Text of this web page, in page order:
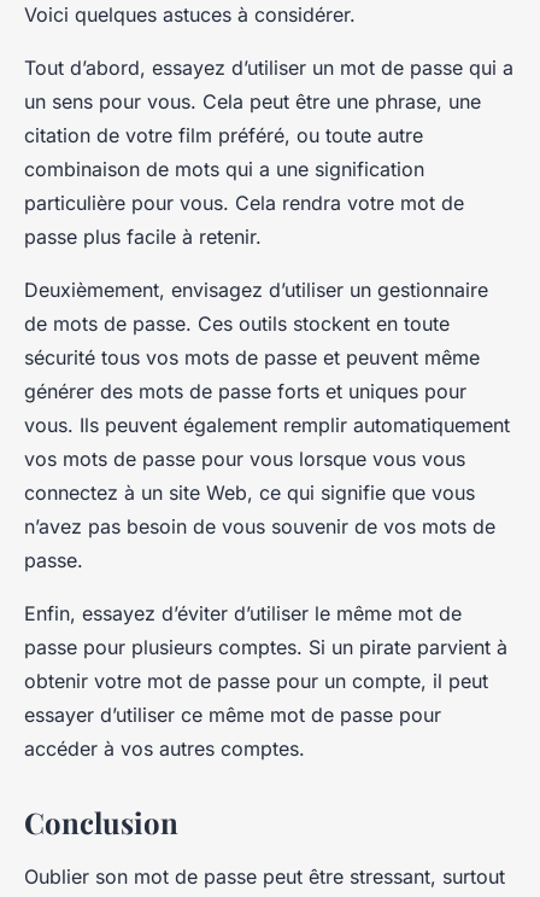
Voici quelques astuces à considérer.
Tout d’abord, essayez d’utiliser un mot de passe qui a
un sens pour vous. Cela peut être une phrase, une
citation de votre film préféré, ou toute autre
combinaison de mots qui a une signification
particulière pour vous. Cela rendra votre mot de
passe plus facile à retenir.
Deuxièmement, envisagez d’utiliser un gestionnaire
de mots de passe. Ces outils stockent en toute
sécurité tous vos mots de passe et peuvent même
générer des mots de passe forts et uniques pour
vous. Ils peuvent également remplir automatiquement
vos mots de passe pour vous lorsque vous vous
connectez à un site Web, ce qui signifie que vous
n’avez pas besoin de vous souvenir de vos mots de
passe.
Enfin, essayez d’éviter d’utiliser le même mot de
passe pour plusieurs comptes. Si un pirate parvient à
obtenir votre mot de passe pour un compte, il peut
essayer d’utiliser ce même mot de passe pour
accéder à vos autres comptes.
Conclusion
Oublier son mot de passe peut être stressant, surtout